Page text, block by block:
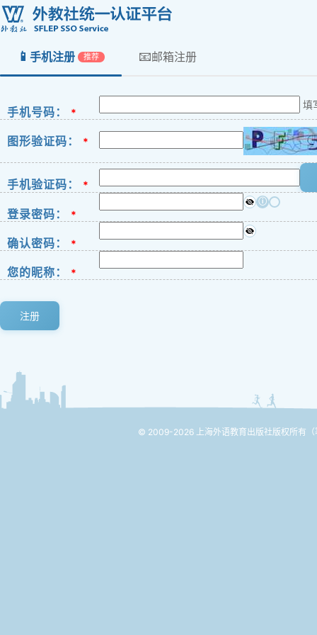
📱 手机注册 推荐 📧邮箱注册
手机号码： *
填
图形验证码： *
手机验证码： *
登录密码： *
ⓘ
确认密码： *
您的昵称： *
注册
© 2009-2026 上海外语教育出版社版权所有